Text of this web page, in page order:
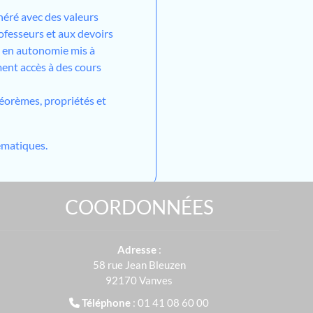
avec des valeurs
et aux devoirs
autonomie mis à
accès à des cours
propriétés et
COORDONNÉES
Adresse :
58 rue Jean Bleuzen
92170 Vanves
Téléphone : 01 41 08 60 00